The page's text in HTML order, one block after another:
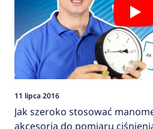
11 lipca 2016
Jak szeroko stosować
akcesoria do pomiaru